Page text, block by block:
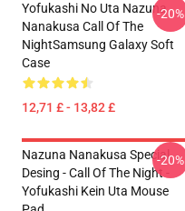
Yofukashi No Uta Nazuna
Nanakusa Call Of The
NightSamsung Galaxy Soft
Case
12,71 £ - 13,82 £
-20%
Nazuna Nanakusa Special
Desing - Call Of The Night -
Yofukashi Kein Uta Mouse
-20%